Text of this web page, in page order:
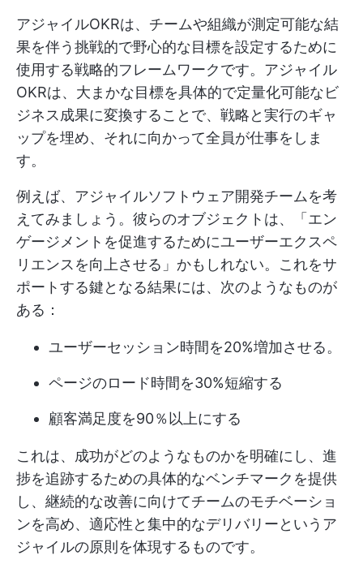
アジャイルOKRは、チームや組織が測定可能な結
果を伴う挑戦的で野心的な目標を設定するために
使用する戦略的フレームワークです。アジャイル
OKRは、大まかな目標を具体的で定量化可能なビ
ジネス成果に変換することで、戦略と実行のギャ
ップを埋め、それに向かって全員が仕事をしま
す。
例えば、アジャイルソフトウェア開発チームを考
えてみましょう。彼らのオブジェクトは、「エン
ゲージメントを促進するためにユーザーエクスペ
リエンスを向上させる」かもしれない。これをサ
ポートする鍵となる結果には、次のようなものが
ある：
ユーザーセッション時間を20%増加させる。
ページのロード時間を30%短縮する
顧客満足度を90％以上にする
これは、成功がどのようなものかを明確にし、進
捗を追跡するための具体的なベンチマークを提供
し、継続的な改善に向けてチームのモチベーショ
ンを高め、適応性と集中的なデリバリーというア
ジャイルの原則を体現するものです。